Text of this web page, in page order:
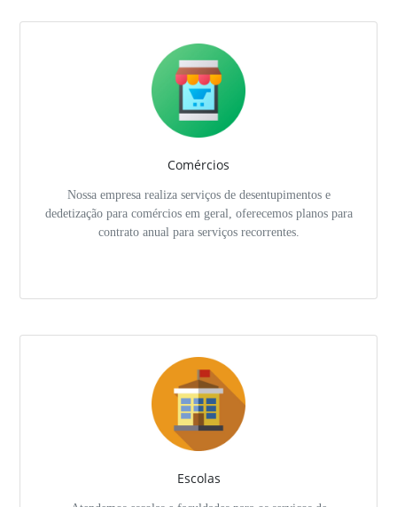
Comércios
Nossa empresa realiza serviços de desentupimentos e
dedetização para comércios em geral, oferecemos planos para
contrato anual para serviços recorrentes.
Escolas